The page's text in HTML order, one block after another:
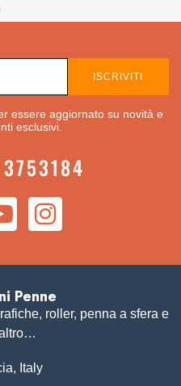
ISCRIVITI
essere aggiornato su novità e
esclusivi.
Penne
roller, penna a sfera e
Italy